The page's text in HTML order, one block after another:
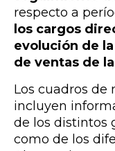
respecto a
los cargos
evolución de
de ventas de
Los cuadros de
incluyen
de los distintos
como de los